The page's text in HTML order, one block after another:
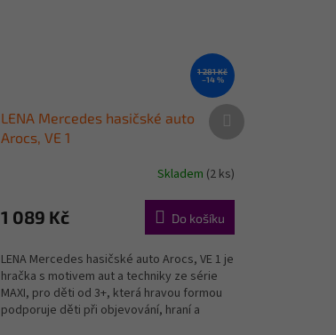
1 281 Kč
–14 %
LENA Mercedes hasičské auto
Arocs, VE 1
Skladem (2 ks)
1 089 Kč Do košíku
LENA Mercedes hasičské auto Arocs, VE 1 je
hračka s motivem aut a techniky ze série
MAXI, pro děti od 3+, která hravou formou
podporuje děti při objevování, hraní a
Další
produkt